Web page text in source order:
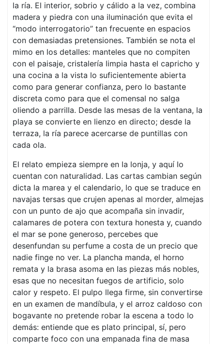
la ría. El interior, sobrio y cálido a la vez, combina
madera y piedra con una iluminación que evita el
“modo interrogatorio” tan frecuente en espacios
con demasiadas pretensiones. También se nota el
mimo en los detalles: manteles que no compiten
con el paisaje, cristalería limpia hasta el capricho y
una cocina a la vista lo suficientemente abierta
como para generar confianza, pero lo bastante
discreta como para que el comensal no salga
oliendo a parrilla. Desde las mesas de la ventana, la
playa se convierte en lienzo en directo; desde la
terraza, la ría parece acercarse de puntillas con
cada ola.
El relato empieza siempre en la lonja, y aquí lo
cuentan con naturalidad. Las cartas cambian según
dicta la marea y el calendario, lo que se traduce en
navajas tersas que crujen apenas al morder, almejas
con un punto de ajo que acompaña sin invadir,
calamares de potera con textura honesta y, cuando
el mar se pone generoso, percebes que
desenfundan su perfume a costa de un precio que
nadie finge no ver. La plancha manda, el horno
remata y la brasa asoma en las piezas más nobles,
esas que no necesitan fuegos de artificio, solo
calor y respeto. El pulpo llega firme, sin convertirse
en un examen de mandíbula, y el arroz caldoso con
bogavante no pretende robar la escena a todo lo
demás: entiende que es plato principal, sí, pero
comparte foco con una empanada fina de masa